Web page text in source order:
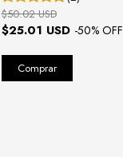
$25.01 USD -50% OFF
$50.02 USD